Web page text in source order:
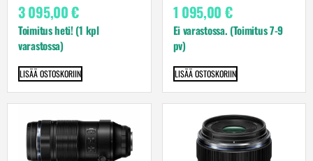
3 095,00€
Toimitus heti! (1 kpl
varastossa)
LISÄÄ OSTOSKORIIN
1 095,00 €
Ei varastossa. (Toimitus 7-9
pv)
LISÄÄ OSTOSKORIIN